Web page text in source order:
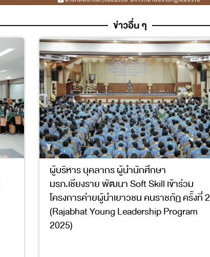
ข่าวอื่น ๆ
ผู้บริหาร บุคลากร ผู้นำนักศึกษา
มรภ.เชียงราย พัฒนา Soft Skill เข้าร่วม
โครงการค่ายผู้นำเยาวชน คนราชภัฏ ครั้งที่ 2
(Rajabhat Young Leadership Program
2025)